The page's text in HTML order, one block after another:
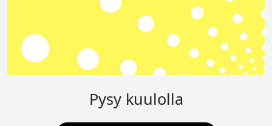
Pysy kuulolla